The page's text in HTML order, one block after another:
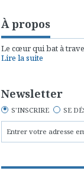
À propos
Le cœur qui bat à
Lire la suite
Newsletter
S'INSCRIRE SE